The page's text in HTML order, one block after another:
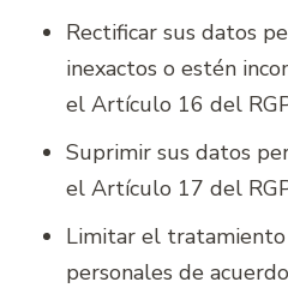
Rectificar sus datos
inexactos o estén
el Artículo 16 del
Suprimir sus datos
el Artículo 17 del
Limitar el tratamiento
personales de